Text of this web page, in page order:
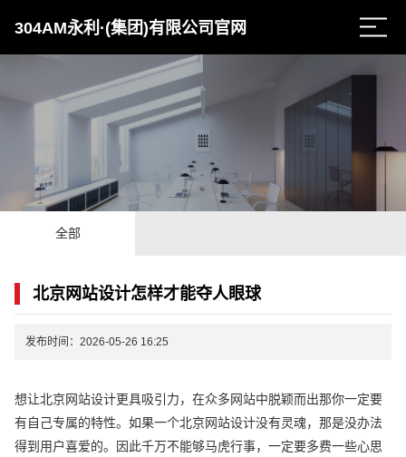
304AM永利·(集团)有限公司官网
全部
北京网站设计怎样才能夺人眼球
发布时间：2026-05-26 16:25
想让北京网站设计更具吸引力，在众多网站中脱颖而出那你一定要
有自己专属的特性。如果一个北京网站设计没有灵魂，那是没办法
得到用户喜爱的。因此千万不能够马虎行事，一定要多费一些心思